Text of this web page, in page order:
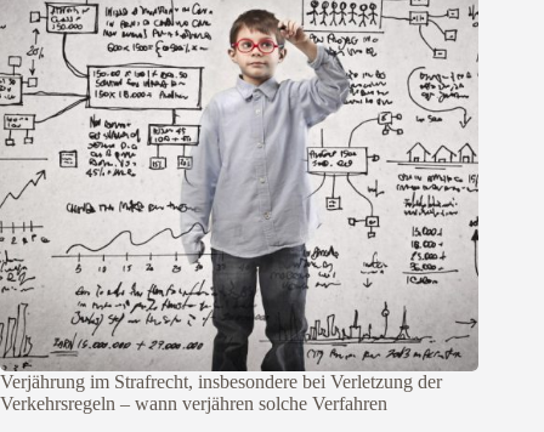
Verjährung im Strafrecht, insbesondere bei Verletzung der
Verkehrsregeln – wann verjähren solche Verfahren